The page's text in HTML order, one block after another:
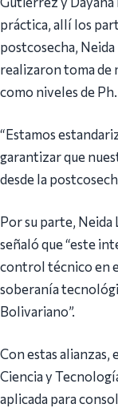
práctica, allí los
postcosecha,
realizaron toma de
como niveles de Ph.
“Estamos
garantizar que
desde la
Por su parte,
señaló que “este
control técnico en
soberanía
Bolivariano”.
Con estas
Ciencia y
aplicada para